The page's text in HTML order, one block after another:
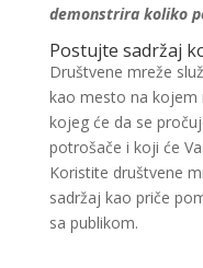
demonstrira koliko
Postujte sadržaj
Društvene mreže
kao mesto na kojem
kojeg će da se
potrošače i koji će
Koristite društvene
sadržaj kao priče
sa publikom.